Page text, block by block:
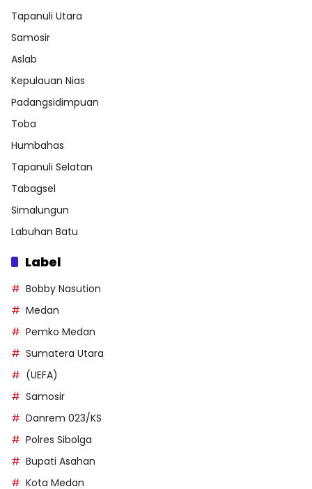
Tapanuli Utara
Samosir
Aslab
Kepulauan Nias
Padangsidimpuan
Toba
Humbahas
Tapanuli Selatan
Tabagsel
Simalungun
Labuhan Batu
Label
Bobby Nasution
Medan
Pemko Medan
Sumatera Utara
(UEFA)
Samosir
Danrem 023/KS
Polres Sibolga
Bupati Asahan
Kota Medan